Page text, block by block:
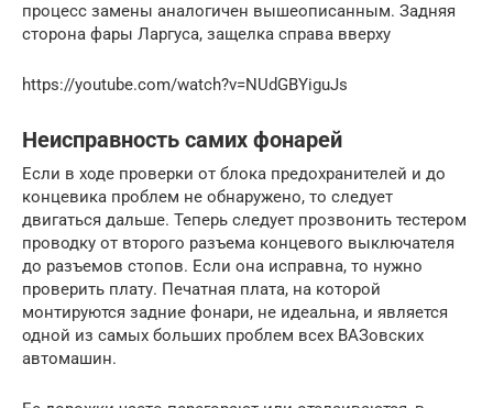
процесс замены аналогичен вышеописанным. Задняя
сторона фары Ларгуса, защелка справа вверху
https://youtube.com/watch?v=NUdGBYiguJs
Неисправность самих фонарей
Если в ходе проверки от блока предохранителей и до
концевика проблем не обнаружено, то следует
двигаться дальше. Теперь следует прозвонить тестером
проводку от второго разъема концевого выключателя
до разъемов стопов. Если она исправна, то нужно
проверить плату. Печатная плата, на которой
монтируются задние фонари, не идеальна, и является
одной из самых больших проблем всех ВАЗовских
автомашин.